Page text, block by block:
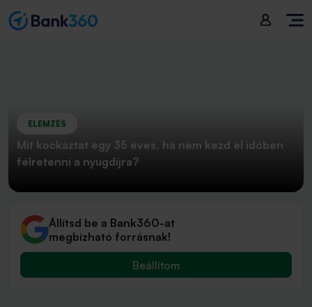
ELEMZÉS
Mit kockáztat egy 35 éves, ha nem kezd el időben
félretenni a nyugdíjra?
Állítsd be a Bank360-at
megbízható forrásnak!
Beállítom